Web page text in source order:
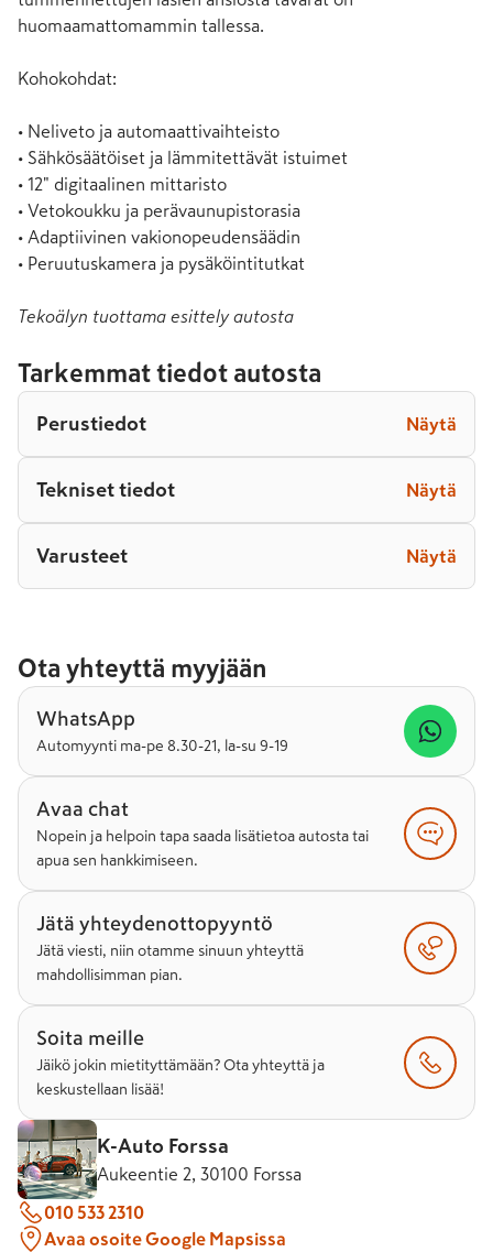
huomaamattomammin tallessa.
Kohokohdat:
• Neliveto ja automaattivaihteisto
• Sähkösäätöiset ja lämmitettävät istuimet
• 12" digitaalinen mittaristo
• Vetokoukku ja perävaunupistorasia
• Adaptiivinen vakionopeudensäädin
• Peruutuskamera ja pysäköintitutkat
Tekoälyn tuottama esittely autosta
Tarkemmat tiedot autosta
Perustiedot Näytä
Tekniset tiedot Näytä
Varusteet Näytä
Ota yhteyttä myyjään
WhatsApp
Automyynti ma-pe 8.30-21, la-su 9-19
Avaa chat
Nopein ja helpoin tapa saada lisätietoa autosta tai
apua sen hankkimiseen.
Jätä yhteydenottopyyntö
Jätä viesti, niin otamme sinuun yhteyttä
mahdollisimman pian.
Soita meille
Jäikö jokin mietityttämään? Ota yhteyttä ja
keskustellaan lisää!
K-Auto Forssa
Aukeentie 2, 30100 Forssa
010 533 2310
Avaa osoite Google Mapsissa